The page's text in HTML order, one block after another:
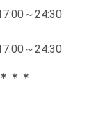
～24:30
～24:30
＊＊